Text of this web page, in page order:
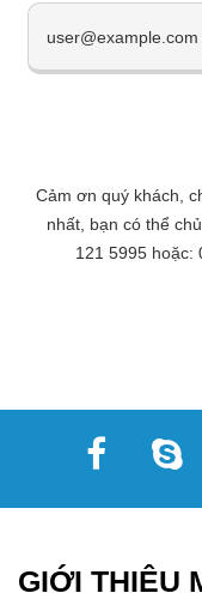
Cảm ơn quý khách,
nhất, bạn có thể
121 5995 hoặc:
GIỚI THIỆU